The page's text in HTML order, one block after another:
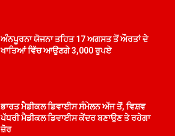
ਅੰਨਪੂਰਨਾ ਯੋਜਨਾ ਤਹਿਤ 17 ਅਗਸਤ ਤੋਂ ਔਰਤਾਂ ਦੇ
ਖਾਤਿਆਂ ਵਿੱਚ ਆਉਣਗੇ 3,000 ਰੁਪਏ
ਭਾਰਤ ਮੈਡੀਕਲ ਡਿਵਾਈਸ ਸੰਮੇਲਨ ਅੱਜ ਤੋਂ, ਵਿਸ਼ਵ
ਪੱਧਰੀ ਮੈਡੀਕਲ ਡਿਵਾਈਸ ਕੇਂਦਰ ਬਣਾਉਣ ਤੇ ਰਹੇਗਾ
ਜ਼ੋਰ